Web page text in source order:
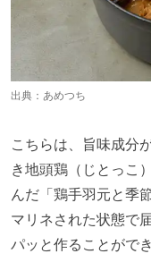
出典：あめつち
こちらは、旨味成分
き地頭鶏（じとっこ
んだ「鶏手羽元と季
マリネされた状態で
パッと作ることができ